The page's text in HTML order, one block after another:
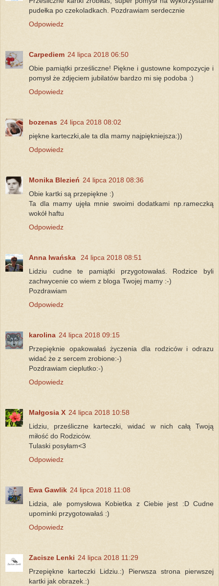
pudełka po czekoladkach. Pozdrawiam serdecznie
Odpowiedz
Carpediem 24 lipca 2018 06:50
Obie pamiątki prześliczne! Piękne i gustowne kompozycje i
pomysł że zdjęciem jubilatów bardzo mi się podoba :)
Odpowiedz
bozenas 24 lipca 2018 08:02
piękne karteczki,ale ta dla mamy najpiękniejsza:))
Odpowiedz
Monika Blezień 24 lipca 2018 08:36
Obie kartki są przepiękne :)
Ta dla mamy ujęła mnie swoimi dodatkami np.rameczką
wokół haftu
Odpowiedz
Anna Iwańska
24 lipca 2018 08:51
Lidziu cudne te pamiątki przygotowałaś. Rodzice byli
zachwycenie co wiem z bloga Twojej mamy :-)
Pozdrawiam
Odpowiedz
karolina 24 lipca 2018 09:15
Przepięknie opakowałaś życzenia dla rodziców i odrazu
widać że z sercem zrobione:-)
Pozdrawiam cieplutko:-)
Odpowiedz
Małgosia X 24 lipca 2018 10:58
Lidziu, prześliczne karteczki, widać w nich całą Twoją
miłość do Rodziców.
Tulaski posyłam<3
Odpowiedz
Ewa Gawlik 24 lipca 2018 11:08
Lidzia, ale pomysłowa Kobietka z Ciebie jest :D Cudne
upominki przygotowałaś :)
Odpowiedz
Zacisze Lenki 24 lipca 2018 11:29
Przepiękne karteczki Lidziu.:) Pierwsza strona pierwszej
kartki jak obrazek.:)